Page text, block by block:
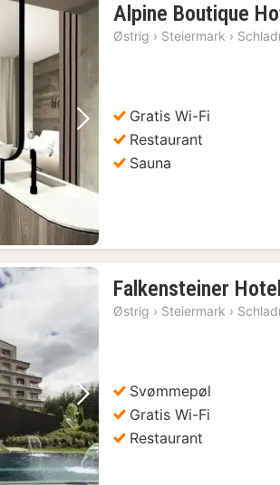
Næste billede
Alpine Boutique
Østrig › Steiermark ›
Gratis Wi-Fi
Restaurant
Sauna
Næste billede
Falkensteiner
Østrig › Steiermark ›
Svømmepøl
Gratis Wi-Fi
Restaurant